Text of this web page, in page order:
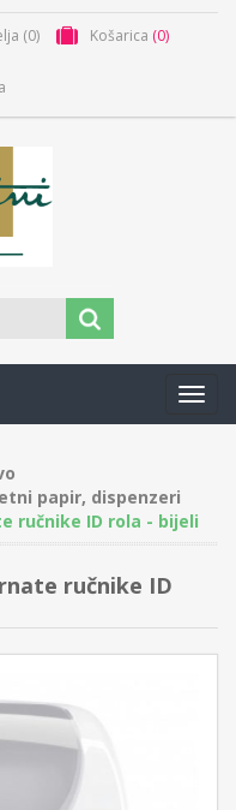
(0) Košarica (0)
papir, dispenzeri
ručnike ID rola - bijeli
ručnike ID